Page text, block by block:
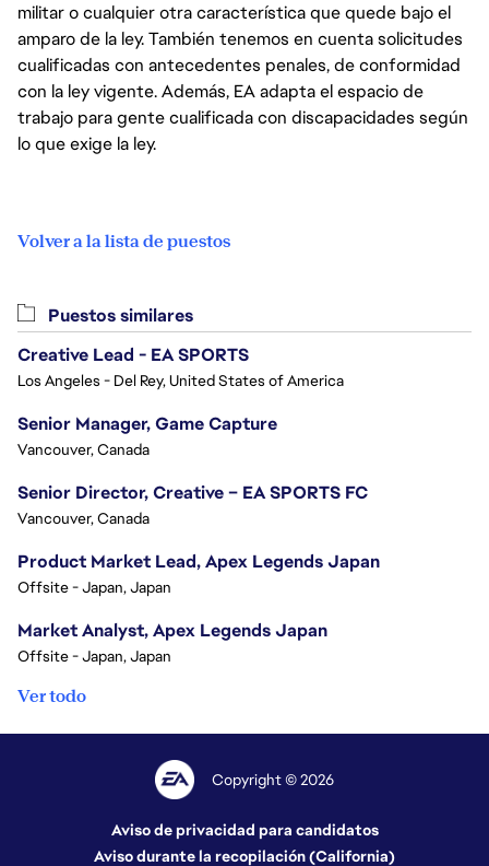
militar o cualquier otra característica que quede bajo el
amparo de la ley. También tenemos en cuenta solicitudes
cualificadas con antecedentes penales, de conformidad
con la ley vigente. Además, EA adapta el espacio de
trabajo para gente cualificada con discapacidades según
lo que exige la ley.
Volver a la lista de puestos
Puestos similares
Creative Lead - EA SPORTS
Los Angeles - Del Rey, United States of America
Senior Manager, Game Capture
Vancouver, Canada
Senior Director, Creative – EA SPORTS FC
Vancouver, Canada
Product Market Lead, Apex Legends Japan
Offsite - Japan, Japan
Market Analyst, Apex Legends Japan
Offsite - Japan, Japan
Ver todo
Copyright © 2026
Aviso de privacidad para candidatos
Aviso durante la recopilación (California)